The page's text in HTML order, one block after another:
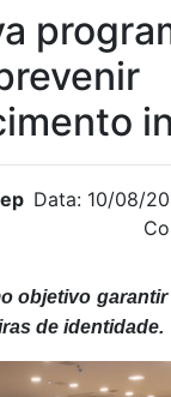
Data: 10/08/
objetivo
de identidade.